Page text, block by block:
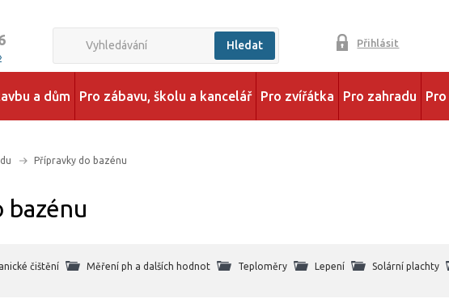
Hledat Přihlásit
a dům Pro zábavu, školu a kancelář Pro zvířátka Pro zahradu
Přípravky do bazénu
bazénu
čištění Měření ph a dalších hodnot Teploměry Lepení Solární plachty